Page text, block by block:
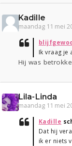
Kadille
maandag 11 mei
Ik vraag je
Hij was
Lila-Linda
maandag 11 mei
Kadille
Dat hij
ik er niets